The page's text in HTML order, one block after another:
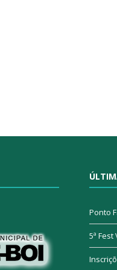
Ponto
5ª